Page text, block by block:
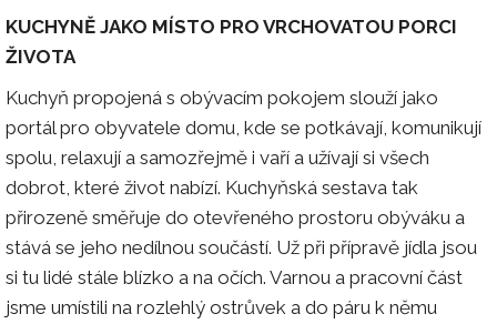
KUCHYNĚ JAKO MÍSTO PRO VRCHOVATOU PORCI
ŽIVOTA
Kuchyň propojená s obývacím pokojem slouží jako
portál pro obyvatele domu, kde se potkávají, komunikují
spolu, relaxují a samozřejmě i vaří a užívají si všech
dobrot, které život nabízí. Kuchyňská sestava tak
přirozeně směřuje do otevřeného prostoru obýváku a
stává se jeho nedílnou součástí. Už při přípravě jídla jsou
si tu lidé stále blízko a na očích. Varnou a pracovní část
jsme umístili na rozlehlý ostrůvek a do páru k němu